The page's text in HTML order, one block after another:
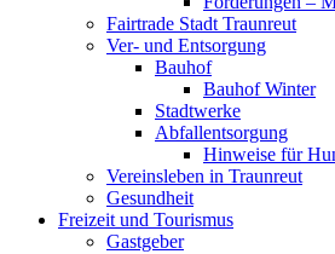
Fairtrade Stadt Traunreut
Ver- und Entsorgung
Bauhof
Bauhof Winter
Stadtwerke
Abfallentsorgung
Hinweise für
Vereinsleben in Traunreut
Gesundheit
Freizeit und Tourismus
Gastgeber